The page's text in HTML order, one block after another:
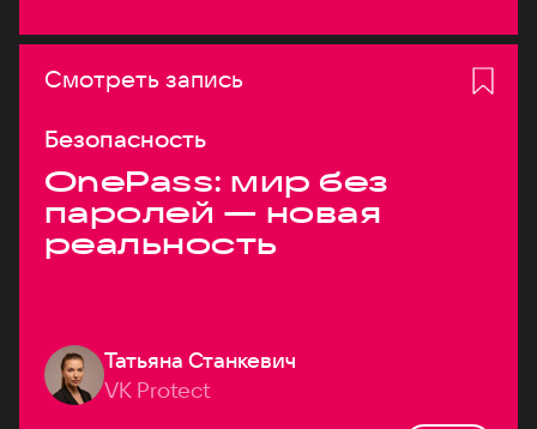
Смотреть запись
Безопасность
OnePass: мир без
паролей — новая
реальность
Татьяна Станкевич
VK Protect